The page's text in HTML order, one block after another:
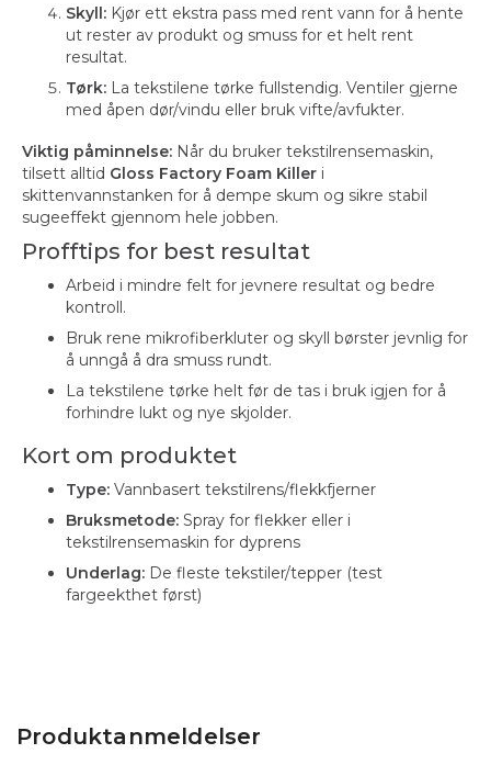
Produktanmeldelser
Skyll: Kjør ett ekstra pass med rent vann for å hente
ut rester av produkt og smuss for et helt rent
resultat.
Tørk: La tekstilene tørke fullstendig. Ventiler gjerne
med åpen dør/vindu eller bruk vifte/avfukter.
Viktig påminnelse: Når du bruker tekstilrensemaskin,
tilsett alltid Gloss Factory Foam Killer i
skittenvannstanken for å dempe skum og sikre stabil
sugeeffekt gjennom hele jobben.
Profftips for best resultat
Arbeid i mindre felt for jevnere resultat og bedre
kontroll.
Bruk rene mikrofiberkluter og skyll børster jevnlig for
å unngå å dra smuss rundt.
La tekstilene tørke helt før de tas i bruk igjen for å
forhindre lukt og nye skjolder.
Kort om produktet
Type: Vannbasert tekstilrens/flekkfjerner
Bruksmetode: Spray for flekker eller i
tekstilrensemaskin for dyprens
Underlag: De fleste tekstiler/tepper (test
fargeekthet først)